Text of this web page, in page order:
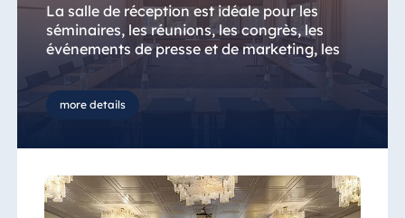
La salle de réception est idéale pour les
séminaires, les réunions, les congrès, les
événements de presse et de marketing, les
événements d'entreprise, les fêtes privées,
les réunions et les expositions. Elle est
directement reliée au foyer de réunion.
Vous y trouverez des équipements de
vidéoprojecteur fixe et un écran. Un accès
sans barrière est possible.
more details